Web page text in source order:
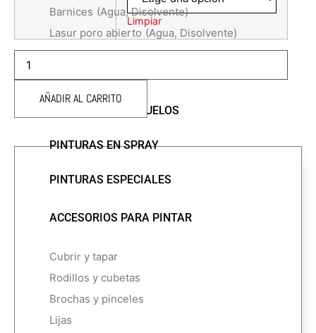
Barnices (Agua, Disolvente)
Lasur poro abierto (Agua, Disolvente)
Varios
PINTURAS PARA SUELOS
PINTURAS EN SPRAY
PINTURAS ESPECIALES
ACCESORIOS PARA PINTAR
Cubrir y tapar
Rodillos y cubetas
Brochas y pinceles
Lijas
Limpiar
RODILLO
MICROFIBRA
ESPECIAL
22CMS
AÑADIR AL CARRITO